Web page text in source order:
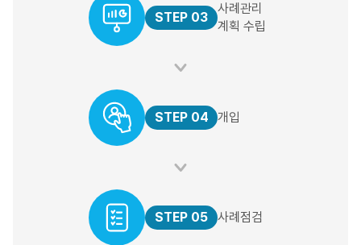
STEP 03
사례관리
계획 수립
STEP 04 개입
STEP 05 사례점검